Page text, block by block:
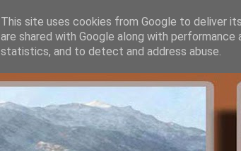
This site uses cookies from Google to deliver
are shared with Google along with
statistics, and to detect and address abuse.